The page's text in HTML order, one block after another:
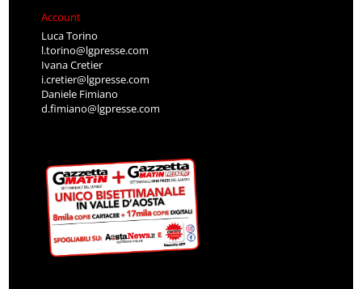
Account
Luca Torino
l.torino@lgpresse.com
Ivana Cretier
i.cretier@lgpresse.com
Daniele Fimiano
d.fimiano@lgpresse.com